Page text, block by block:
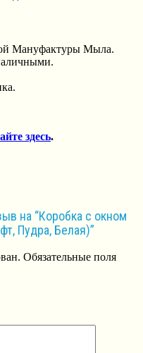
Мануфактуры Мыла.
здесь.
на “Коробка с окном
Пудра, Белая)”
Обязательные поля